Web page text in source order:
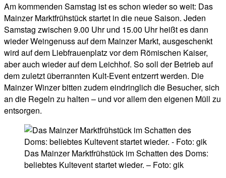
Am kommenden Samstag ist es schon wieder so weit: Das
Mainzer Marktfrühstück startet in die neue Saison. Jeden
Samstag zwischen 9.00 Uhr und 15.00 Uhr heißt es dann
wieder Weingenuss auf dem Mainzer Markt, ausgeschenkt
wird auf dem Liebfrauenplatz vor dem Römischen Kaiser,
aber auch wieder auf dem Leichhof. So soll der Betrieb auf
dem zuletzt überrannten Kult-Event entzerrt werden. Die
Mainzer Winzer bitten zudem eindringlich die Besucher, sich
an die Regeln zu halten – und vor allem den eigenen Müll zu
entsorgen.
Das Mainzer Marktfrühstück im Schatten des Doms:
beliebtes Kultevent startet wieder. – Foto: gik